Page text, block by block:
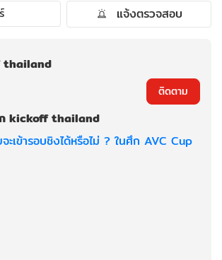
แจ้งตรวจสอบ
ติดตาม
ก kickoff thailand